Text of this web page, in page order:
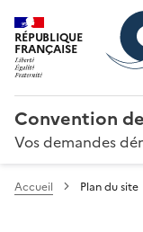
RÉPUBLIQUE
FRANÇAISE
Convention
Vos demandes
Accueil Plan du site